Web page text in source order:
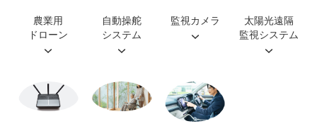
農業用
ドローン
自動操舵
システム
監視カメラ
太陽光遠隔
監視システム